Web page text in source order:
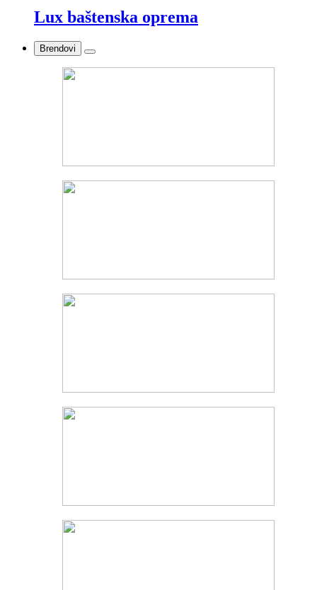
Lux baštenska oprema
Brendovi